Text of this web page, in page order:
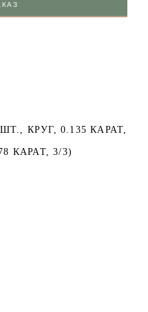
КРУГ, 0.135 КАРАТ,
КАРАТ, 3/3)